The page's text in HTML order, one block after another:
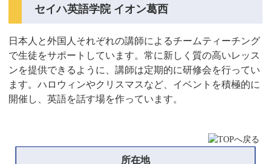
セイハ英語学院 イオン葛西
日本人と外国人それぞれの講師によるチームティーチング
で生徒をサポートしています。常に新しく質の高いレッス
ンを提供できるように、講師は定期的に研修会を行ってい
ます。ハロウィンやクリスマスなど、イベントを積極的に
開催し、英語を話す場を作っています。
所在地